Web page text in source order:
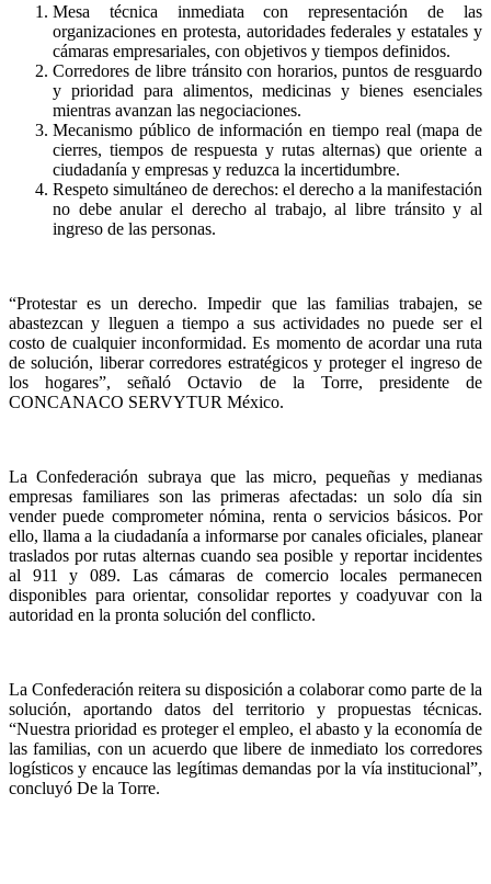
Mesa técnica inmediata con representación de las
organizaciones en protesta, autoridades federales y estatales y
cámaras empresariales, con objetivos y tiempos definidos.
Corredores de libre tránsito con horarios, puntos de resguardo
y prioridad para alimentos, medicinas y bienes esenciales
mientras avanzan las negociaciones.
Mecanismo público de información en tiempo real (mapa de
cierres, tiempos de respuesta y rutas alternas) que oriente a
ciudadanía y empresas y reduzca la incertidumbre.
Respeto simultáneo de derechos: el derecho a la manifestación
no debe anular el derecho al trabajo, al libre tránsito y al
ingreso de las personas.
“Protestar es un derecho. Impedir que las familias trabajen, se
abastezcan y lleguen a tiempo a sus actividades no puede ser el
costo de cualquier inconformidad. Es momento de acordar una ruta
de solución, liberar corredores estratégicos y proteger el ingreso de
los hogares”, señaló Octavio de la Torre, presidente de
CONCANACO SERVYTUR México.
La Confederación subraya que las micro, pequeñas y medianas
empresas familiares son las primeras afectadas: un solo día sin
vender puede comprometer nómina, renta o servicios básicos. Por
ello, llama a la ciudadanía a informarse por canales oficiales, planear
traslados por rutas alternas cuando sea posible y reportar incidentes
al 911 y 089. Las cámaras de comercio locales permanecen
disponibles para orientar, consolidar reportes y coadyuvar con la
autoridad en la pronta solución del conflicto.
La Confederación reitera su disposición a colaborar como parte de la
solución, aportando datos del territorio y propuestas técnicas.
“Nuestra prioridad es proteger el empleo, el abasto y la economía de
las familias, con un acuerdo que libere de inmediato los corredores
logísticos y encauce las legítimas demandas por la vía institucional”,
concluyó De la Torre.